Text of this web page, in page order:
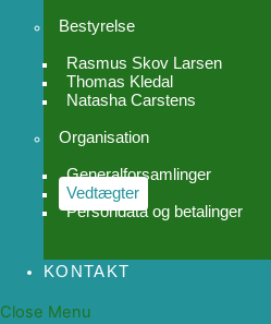
Bestyrelse
Rasmus Skov Larsen
Thomas Kledal
Natasha Carstens
Organisation
Generalforsamlinger
Vedtægter
Persondata og betalinger
KONTAKT
Close Menu